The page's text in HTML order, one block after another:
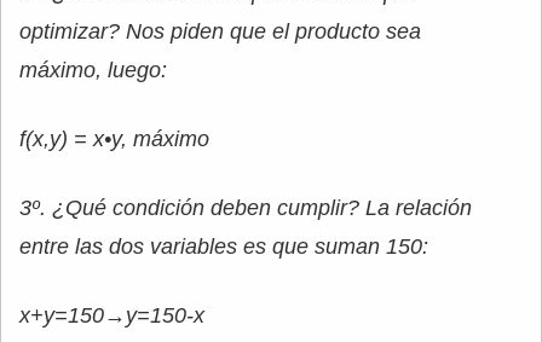
optimizar? Nos piden que el producto sea
máximo, luego:
f(x,y) = x•y, máximo
3º. ¿Qué condición deben cumplir? La relación
entre las dos variables es que suman 150:
x+y=150→y=150-x